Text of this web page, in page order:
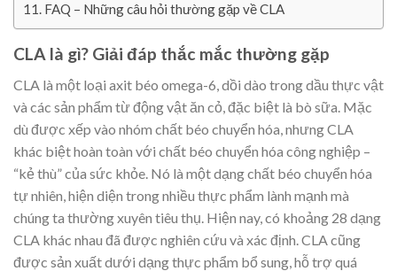
FAQ – Những câu hỏi thường gặp về CLA
CLA là gì? Giải đáp thắc mắc thường gặp
CLA là một loại axit béo omega-6, dồi dào trong dầu thực vật
và các sản phẩm từ động vật ăn cỏ, đặc biệt là bò sữa. Mặc
dù được xếp vào nhóm chất béo chuyển hóa, nhưng CLA
khác biệt hoàn toàn với chất béo chuyển hóa công nghiệp –
“kẻ thù” của sức khỏe. Nó là một dạng chất béo chuyển hóa
tự nhiên, hiện diện trong nhiều thực phẩm lành mạnh mà
chúng ta thường xuyên tiêu thụ. Hiện nay, có khoảng 28 dạng
CLA khác nhau đã được nghiên cứu và xác định. CLA cũng
được sản xuất dưới dạng thực phẩm bổ sung, hỗ trợ quá